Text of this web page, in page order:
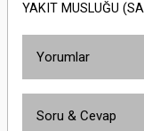
YAKIT MUSLUĞU
Yorumlar
Soru & Cevap